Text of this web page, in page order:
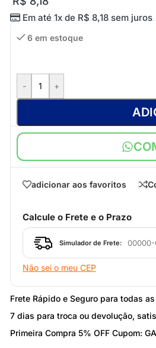
Em até 1x deR$8,18sem juros
6 em estoque
- +
adicionar aos favoritos
Calcule o Frete e o Prazo
Simulador de Frete:
Não sei o meu CEP
Frete Rápido e Seguro para todas as
7 dias para troca ou devolução,
Primeira Compra 5% OFF Cupom: